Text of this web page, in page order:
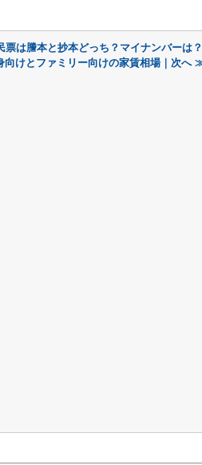
は謄本と抄本どっち？マイナンバーは？
向けとファミリー向けの家賃相場｜次へ